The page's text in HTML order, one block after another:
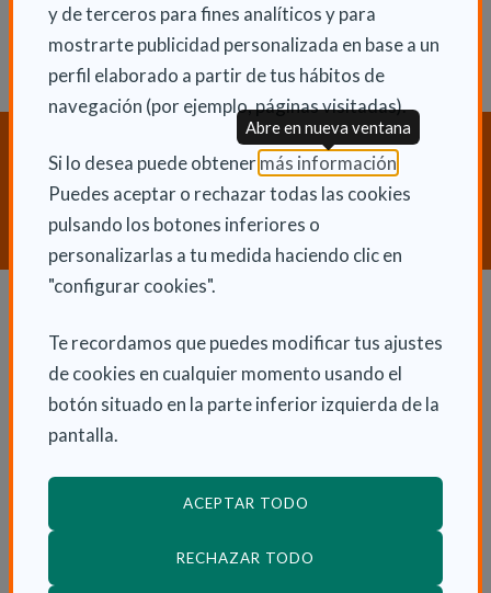
y de terceros para fines analíticos y para
mostrarte publicidad personalizada en base a un
perfil elaborado a partir de tus hábitos de
navegación (por ejemplo, páginas visitadas).
Si lo desea puede obtener más información(Abre en
Puedes aceptar o rechazar todas las cookies
pulsando los botones inferiores o
personalizarlas a tu medida haciendo clic en
"configurar cookies".
Te recordamos que puedes modificar tus ajustes
de cookies en cualquier momento usando el
botón situado en la parte inferior izquierda de la
pantalla.
ACEPTAR TODO
RECHAZAR TODO
Abre en nueva ventana
¿Necesitas orientación sobre
Dependencia y Discapacidad?
CONTACTA CON NOSOTROS
Dependencia y autonomía
La dependencia
Dependencia en las CCAA
Servicios
Ayudas económicas